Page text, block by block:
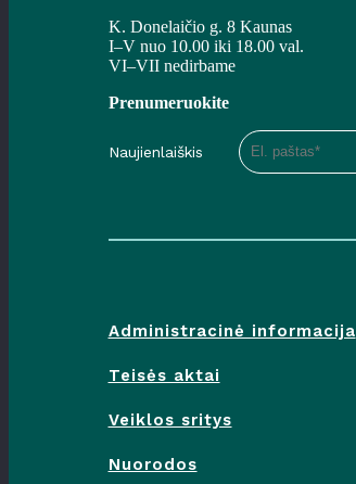
K. Donelaičio g. 8 Kaunas
I–V nuo 10.00 iki 18.00 val.
VI–VII nedirbame
Prenumeruokite
Naujienlaiškis
Administracinė informacija
Teisės aktai
Veiklos sritys
Nuorodos